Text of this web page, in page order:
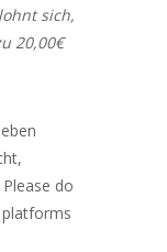
sich,
20,00€
do